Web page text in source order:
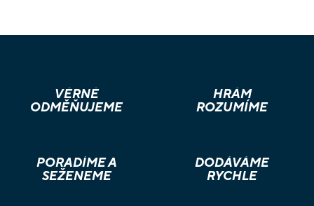
VĚRNÉ
ODMĚŇUJEME
HRÁM
ROZUMÍME
PORADÍME A
SEŽENEME
DODÁVÁME
RYCHLE